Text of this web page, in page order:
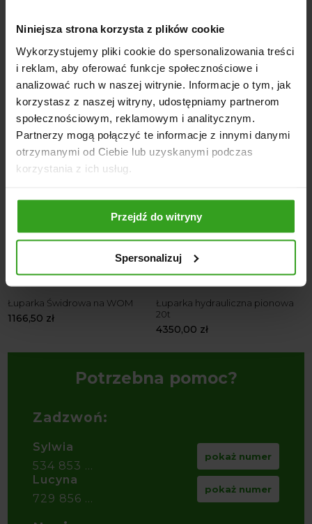
Niniejsza strona korzysta z plików cookie
Wykorzystujemy pliki cookie do spersonalizowania treści
i reklam, aby oferować funkcje społecznościowe i
analizować ruch w naszej witrynie. Informacje o tym, jak
korzystasz z naszej witryny, udostępniamy partnerom
społecznościowym, reklamowym i analitycznym.
Partnerzy mogą połączyć te informacje z innymi danymi
otrzymanymi od Ciebie lub uzyskanymi podczas
korzystania z ich usług.
Przejdź do witryny
Spersonalizuj
Minimalna moc traktora: 15 KM
Zalecana prędkość obrotowa wału: 400–600 obr./min
NASI KLIENCI WYBIERALI RÓWNIEŻ
4
Łuparka Świdrowa na WOM
1166,50 zł
Łuparka hydrauliczna pionowa
20t
4350,00 zł
5
Potrzebna pomoc?
Zadzwoń:
Sylwia
534 853 ...
pokaż numer
Lucyna
729 856 ...
pokaż numer